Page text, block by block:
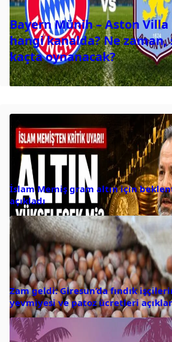
Bayern Münih – Aston Villa
hangi kanalda? Ne zaman,
kaçta oynanacak?
İslam Memiş gram altın için
açıkladı
Zam geldi: Giresun’da fındık
yevmiyesi ve patoz ücretleri